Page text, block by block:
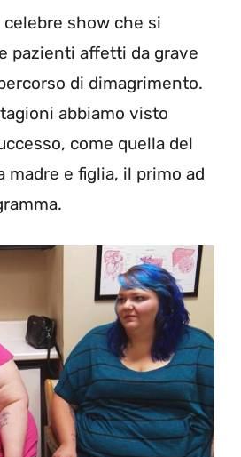
celebre show che si
pazienti affetti da grave
di dimagrimento.
abbiamo visto
come quella del
madre e figlia, il primo ad